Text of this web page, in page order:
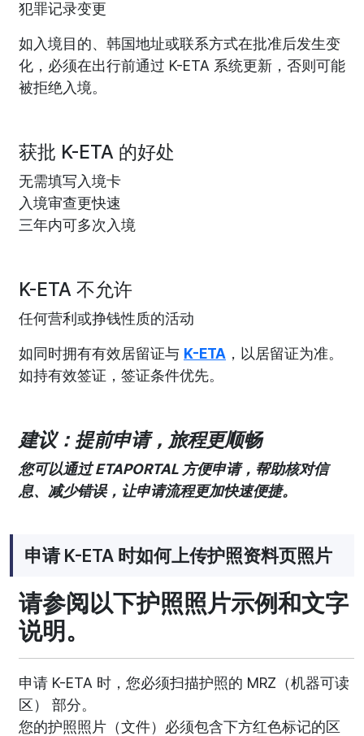
犯罪记录变更
如入境目的、韩国地址或联系方式在批准后发生变
化，必须在出行前通过 K-ETA 系统更新，否则可能
被拒绝入境。
获批 K-ETA 的好处
无需填写入境卡
入境审查更快速
三年内可多次入境
K-ETA 不允许
任何营利或挣钱性质的活动
如同时拥有有效居留证与 K-ETA ，以居留证为准。
如持有效签证，签证条件优先。
建议：提前申请，旅程更顺畅
您可以通过 ETAPORTAL 方便申请，帮助核对信
息、减少错误，让申请流程更加快速便捷。
申请 K-ETA 时如何上传护照资料页照片
请参阅以下护照照片示例和文字
说明。
申请 K-ETA 时，您必须扫描护照的 MRZ（机器可读
区） 部分。
您的护照照片（文件）必须包含下方红色标记的区